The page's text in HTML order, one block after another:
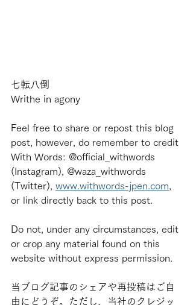
七転八倒
Writhe in agony
Feel free to share or repost this blog
post, however, do remember to credit
With Words: @official_withwords
(Instagram), @waza_withwords
(Twitter), www.withwords-jpen.com
or link directly back to this post.
Do not, under any circumstances, edit
or crop any material found on this
website without express permission.
当ブログ記事のシェアや再投稿はご自
由にどうぞ。ただし、当社のクレジッ